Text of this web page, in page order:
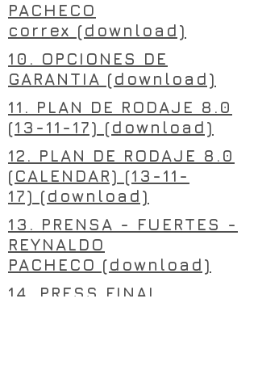
PACHECO
correx (download)
10. OPCIONES DE
GARANTIA (download)
11. PLAN DE RODAJE 8.0
(13-11-17) (download)
12. PLAN DE RODAJE 8.0
(CALENDAR) (13-11-
17) (download)
13. PRENSA - FUERTES -
REYNALDO
PACHECO (download)
14. PRESS FINAL